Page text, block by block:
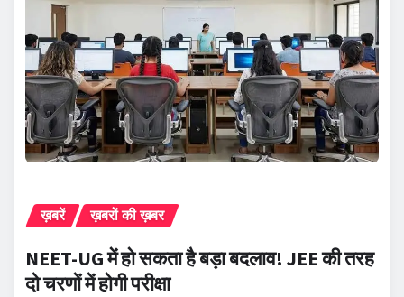
ख़बरें ख़बरों की ख़बर
NEET-UG में हो सकता है बड़ा बदलाव! JEE की तरह
दो चरणों में होगी परीक्षा